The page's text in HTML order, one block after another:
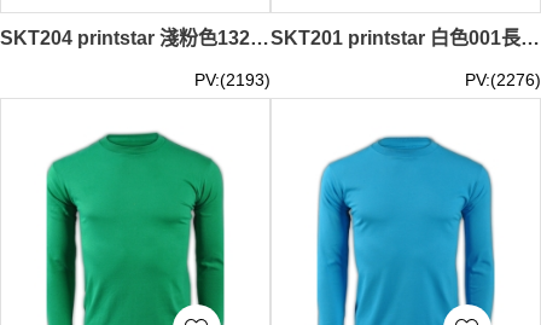
SKT204 printstar 淺粉色132長袖男裝T恤 00101-LVC 度身訂製彩色彈力T恤 T恤配搭 T恤製造商 T恤價格
PV:(2193)
SKT201 printstar 白色001長袖男裝T恤 00101-LVC 設計訂製DIY純白T恤 個性團體T恤 T恤專門店 T恤價格
PV:(2276)